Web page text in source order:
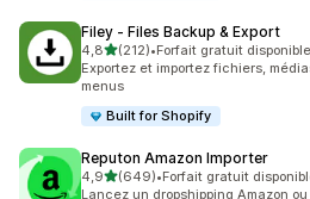
Filey ‑ Files Backup & Export
4,8étoile(s) sur 5
(212)
212 avis au total
•Forfait gratuit disponible
Exportez et importez fichiers,
menus
Built for Shopify
Reputon Amazon Importer
4,9étoile(s) sur 5
(649)
649 avis au total
•Forfait gratuit
Lancez un dropshipping Amazon